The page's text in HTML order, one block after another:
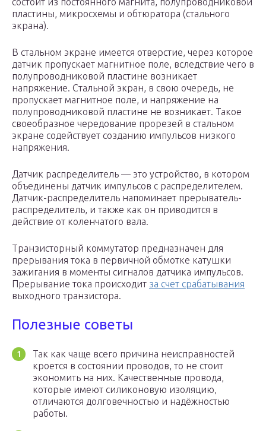
пластины, микросхемы и обтюратора (стального
экрана).
В стальном экране имеется отверстие, через которое
датчик пропускает магнитное поле, вследствие чего в
полупроводниковой пластине возникает
напряжение. Стальной экран, в свою очередь, не
пропускает магнитное поле, и напряжение на
полупроводниковой пластине не возникает. Такое
своеобразное чередование прорезей в стальном
экране содействует созданию импульсов низкого
напряжения.
Датчик распределитель — это устройство, в котором
объединены датчик импульсов с распределителем.
Датчик-распределитель напоминает прерыватель-
распределитель, и также как он приводится в
действие от коленчатого вала.
Транзисторный коммутатор предназначен для
прерывания тока в первичной обмотке катушки
зажигания в моменты сигналов датчика импульсов.
Прерывание тока происходит за счет срабатывания
выходного транзистора.
Полезные советы
Так как чаще всего причина неисправностей
кроется в состоянии проводов, то не стоит
экономить на них. Качественные провода,
которые имеют силиконовую изоляцию,
отличаются долговечностью и надёжностью
работы.